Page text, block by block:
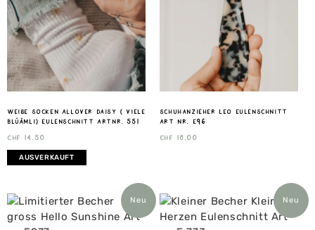
weiße Socken Allover Daisy ( viele
Blüämli) Eulenschnitt Artnr. 551
CHF 14.50
AUSVERKAUFT
Schuhanzieher Leo Eulenschnitt
Art nr. E96
CHF 18.00
Neu Neu